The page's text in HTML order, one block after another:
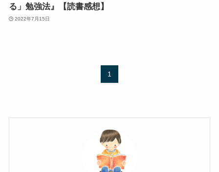
る」勉強法』【読書感想】
2022年7月15日
1